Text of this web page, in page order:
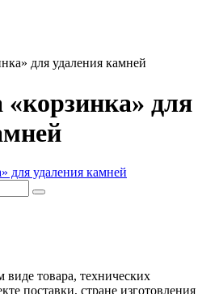
для удаления камней
«корзинка» для
товара, технических
поставки, стране изготовления